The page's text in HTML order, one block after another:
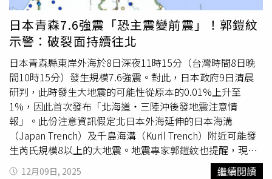
透過篩檢發現乳癌個案，有62.9%為早期（0+1期）乳癌，
而未透過篩檢者，只有34.9%為早期乳癌，換言之，透過篩
檢發現早期乳癌的比例高出約28%。提醒符合資格的婦女，
可善用乳房X光攝影篩檢，為自己建立完整女性健康防護
網。無家族史也可能罹癌 定期篩檢非常重要中華民國乳癌
病友協會(TBCA)黃淑芳理事長表示，臨床上有許多患者與許
維恩一樣，並無家族病史或帶有遺傳性乳癌基因，卻在40幾
歲的壯年時期確診。乳癌的成因複雜，除了家族史以外，也
包含環境因素與壓力。黃淑芳理事長認為，女性朋友應將
「定期篩檢」視為保命的第一道防線。若早期發現並接受治
療，5年存活率可達99%以上。三大自我關懷建議 守護乳
房健康TBCA也提出三項自我關懷建議：第一，別跳過檢
日本青森7.6強震「恐主震變前震」！郭鎧紋
示警：破裂面持續往北
日本青森縣東岸外海於8日深夜11時15分（台灣時間8日晚
間10時15分）發生規模7.6強震。對此，日本政府9日清晨
研判，此時發生大地震的可能性從原本的0.01%上升至
1%，因此首次發布「北海道・三陸沖後發地震注意情
報」。此份注意資訊假定北日本外海延伸的日本海溝
（Japan Trench）及千島海溝（Kuril Trench）附近可能發
生芮氏規模8以上的大地震。地震專家郭鎧紋也提醒，現在
破裂面一直往北，如果真像311地震發生「主震變前震」的
12月09日, 2025 繼續閱讀